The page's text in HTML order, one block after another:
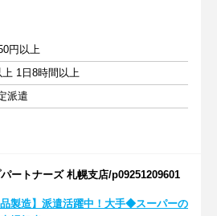
円以上
1日8時間以上
派遣
ートナーズ 札幌支店/p09251209601
品製造】派遣活躍中！大手◆スーパーの